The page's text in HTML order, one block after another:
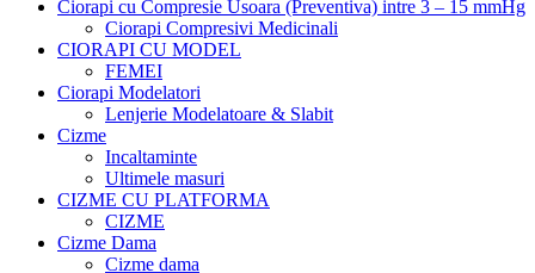
Ciorapi cu Compresie Usoara (Preventiva) intre 3 – 15 mmHg
Ciorapi Compresivi Medicinali
CIORAPI CU MODEL
FEMEI
Ciorapi Modelatori
Lenjerie Modelatoare & Slabit
Cizme
Incaltaminte
Ultimele masuri
CIZME CU PLATFORMA
CIZME
Cizme Dama
Cizme dama